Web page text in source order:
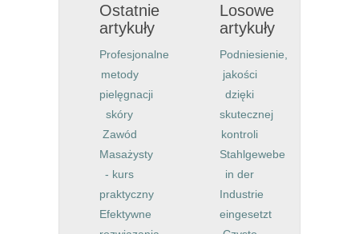
Ostatnie
artykuły
Profesjonalne
metody
pielęgnacji
skóry
Zawód
Masażysty
- kurs
praktyczny
Efektywne
Losowe
artykuły
Podniesienie,
jakości
dzięki
skutecznej
kontroli
Stahlgewebe
in der
Industrie
eingesetzt